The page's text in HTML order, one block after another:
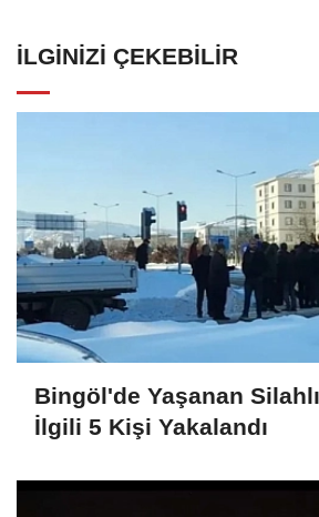
İLGINIZI ÇEKEBILIR
Bingöl'de Yaşanan Silahlı
İlgili 5 Kişi Yakalandı